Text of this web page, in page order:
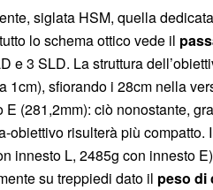
siglata HSM, quella
lo schema ottico vede il
e 3 SLD. La struttura
1cm), sfiorando i 28cm nella
(281,2mm): ciò nonostante,
obiettivo risulterà più
innesto L, 2485g con innesto
su treppiedi dato il peso di